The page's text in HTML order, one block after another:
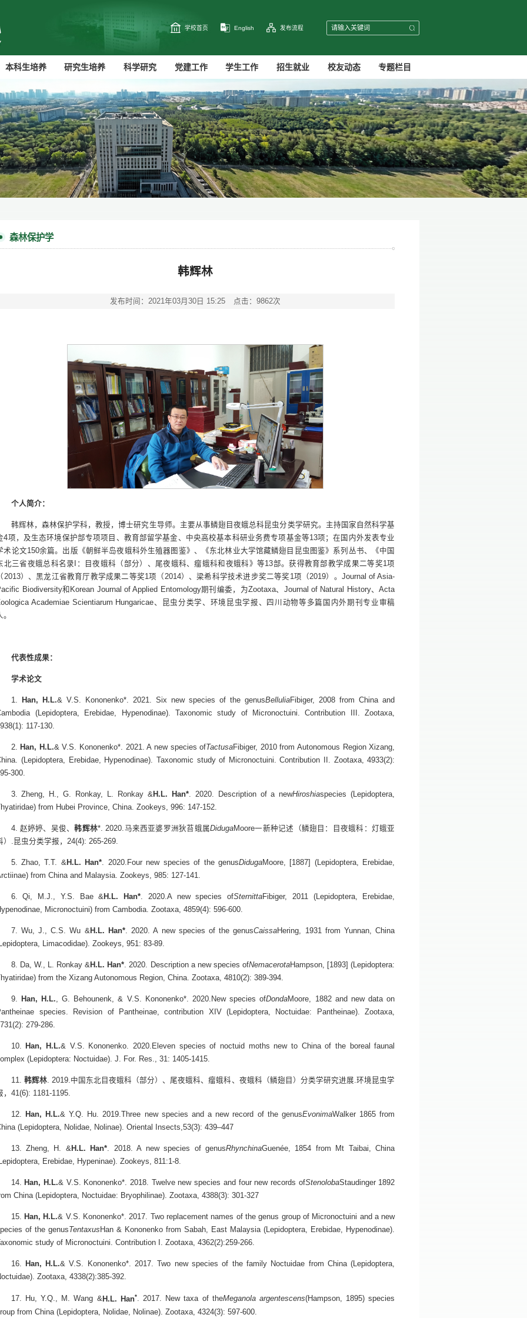
学校首页 English 发布流程
本科生培养 研究生培养 科学研究 党建工作 学生工作 招生就业 校友动态 专题栏目
森林保护学
韩辉林
发布时间：2021年03月30日 15:25 点击：9862次
个人简介：
韩辉林，森林保护学科，教授，博士研究生导师。主要从事鳞翅目夜蛾总科昆虫分类学研究。主持国家自然科学基
4项，及生态环境保护部专项项目、教育部留学基金、中央高校基本科研业务费专项基金等13项；在国内外发表专业
术论文150余篇。出版《朝鲜半岛夜蛾科外生殖器图鉴》、《东北林业大学馆藏鳞翅目昆虫图鉴》系列丛书、《中国
北三省夜蛾总科名录I：目夜蛾科（部分）、尾夜蛾科、瘤蛾科和夜蛾科》等13部。获得教育部教学成果二等奖1项
（2013）、黑龙江省教育厅教学成果二等奖1项（2014）、梁希科学技术进步奖二等奖1项（2019）。Journal of Asia-
Biodiversity和Korean Journal of Applied Entomology期刊编委，为Zootaxa、Journal of Natural History、Acta
Academiae Scientiarum Hungaricae、昆虫分类学、环境昆虫学报、四川动物等多篇国内外期刊专业审稿
。
代表性成果：
学术论文
1. Han, H.L.& V.S. Kononenko*. 2021. Six new species of the genusBelluliaFibiger, 2008 from China and
(Lepidoptera, Erebidae, Hypenodinae). Taxonomic study of Micronoctuini. Contribution III. Zootaxa,
117-130.
2. Han, H.L.& V.S. Kononenko*. 2021. A new species ofTactusaFibiger, 2010 from Autonomous Region Xizang,
(Lepidoptera, Erebidae, Hypenodinae). Taxonomic study of Micronoctuini. Contribution II. Zootaxa, 4933(2):
300.
3. Zheng, H., G. Ronkay, L. Ronkay &H.L. Han*. 2020. Description of a newHiroshiaspecies (Lepidoptera,
Thyatiridae) from Hubei Province, China. Zookeys, 996: 147-152.
4. 赵婷婷、吴俊、韩辉林*. 2020.马来西亚婆罗洲狄苔蛾属DidugaMoore一新种记述（鳞翅目：目夜蛾科：灯蛾亚
）.昆虫分类学报，24(4): 265-269.
5. Zhao, T.T. &H.L. Han*. 2020.Four new species of the genusDidugaMoore, [1887] (Lepidoptera, Erebidae,
from China and Malaysia. Zookeys, 985: 127-141.
6. Qi, M.J., Y.S. Bae &H.L. Han*. 2020.A new species ofSternittaFibiger, 2011 (Lepidoptera, Erebidae,
Micronoctuini) from Cambodia. Zootaxa, 4859(4): 596-600.
7. Wu, J., C.S. Wu & H.L. Han*. 2020. A new species of the genusCaissaHering, 1931 from Yunnan, China
Limacodidae). Zookeys, 951: 83-89.
8. Da, W., L. Ronkay & H.L. Han* . 2020. Description a new species ofNemacerotaHampson, [1893] (Lepidoptera:
from the Xizang Autonomous Region, China. Zootaxa, 4810(2): 389-394.
9. Han, H.L. , G. Behounenk, & V.S. Kononenko*. 2020.New species ofDondaMoore, 1882 and new data on
species. Revision of Pantheinae, contribution XIV (Lepidoptera, Noctuidae: Pantheinae). Zootaxa,
279-286.
10. Han, H.L.& V.S. Kononenko. 2020.Eleven species of noctuid moths new to China of the boreal faunal
(Lepidoptera: Noctuidae). J. For. Res., 31: 1405-1415.
11. 韩辉林. 2019.中国东北目夜蛾科（部分）、尾夜蛾科、瘤蛾科、夜蛾科（鳞翅目）分类学研究进展.环境昆虫学
，41(6): 1181-1195.
12. Han, H.L.& Y.Q. Hu. 2019.Three new species and a new record of the genusEvonimaWalker 1865 from
(Lepidoptera, Nolidae, Nolinae). Oriental Insects,53(3): 439–447
13. Zheng, H. & H.L. Han* . 2018. A new species of genusRhynchinaGuenée, 1854 from Mt Taibai, China
Erebidae, Hypeninae). Zookeys, 811:1-8.
14. Han, H.L.& V.S. Kononenko*. 2018. Twelve new species and four new records ofStenolobaStaudinger 1892
China (Lepidoptera, Noctuidae: Bryophilinae). Zootaxa, 4388(3): 301-327
15. Han, H.L.& V.S. Kononenko*. 2017. Two replacement names of the genus group of Micronoctuini and a new
of the genusTentaxus Han & Kononenko from Sabah, East Malaysia (Lepidoptera, Erebidae, Hypenodinae).
study of Micronoctuini. Contribution I. Zootaxa, 4362(2):259-266.
16. Han, H.L.& V.S. Kononenko*. 2017. Two new species of the family Noctuidae from China (Lepidoptera,
Zootaxa, 4338(2):385-392.
17. Hu, Y.Q., M. Wang &H.L. Han*. 2017. New taxa of theMeganola argentescens(Hampson, 1895) species
from China (Lepidoptera, Nolidae, Nolinae). Zootaxa, 4324(3): 597-600.